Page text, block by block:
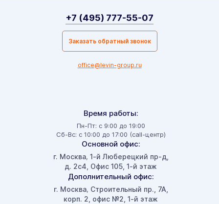
Время работы:
Пн-Пт: с 9:00 до 19:00
Сб-Вс: с 10:00 до 17:00 (call-центр)
Основной офис:
г. Москва, 1-й Люберецкий пр-д,
д. 2с4, Офис 105, 1-й этаж
Дополнительный офис:
г. Москва, Строительный пр., 7А,
корп. 2, офис №2, 1-й этаж
+7 (495) 777-55-07
Заказать обратный звонок
office@levin-group.ru